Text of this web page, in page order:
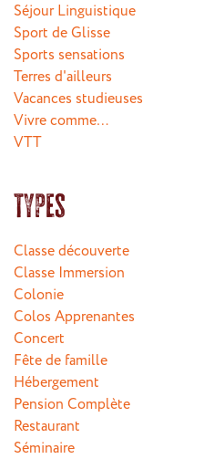
Séjour Linguistique
Sport de Glisse
Sports sensations
Terres d'ailleurs
Vacances studieuses
Vivre comme…
VTT
Types
Classe découverte
Classe Immersion
Colonie
Colos Apprenantes
Concert
Fête de famille
Hébergement
Pension Complète
Restaurant
Séminaire